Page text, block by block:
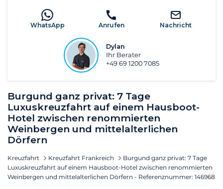
Burgund ganz privat: 7 Tage
Luxuskreuzfahrt auf einem Hausboot-
Hotel zwischen renommierten
Weinbergen und mittelalterlichen
Dörfern
Kreuzfahrt Kreuzfahrt Frankreich
Burgund ganz privat: 7 Tage
Luxuskreuzfahrt auf einem Hausboot-Hotel zwischen renommierten
Weinbergen und mittelalterlichen Dörfern - Referenznummer: 146968
WhatsApp Anrufen Nachricht
Dylan
Ihr Berater
+49 69 1200 7085